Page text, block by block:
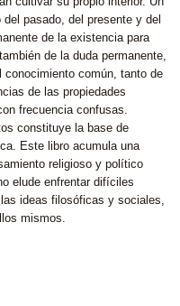
pasado, del presente y del
de la existencia para
de la duda permanente,
común, tanto de
de las propiedades
frecuencia confusas.
constituye la base de
Este libro acumula una
religioso y político
elude enfrentar difíciles
ideas filosóficas y sociales,
mismos.